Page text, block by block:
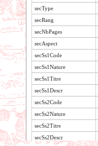
secType
secRang
secNbPages
secAspect
secSs1Code
secSs1Nature
secSs1Titre
secSs1Descr
secSs2Code
secSs2Nature
secSs2Titre
secSs2Descr